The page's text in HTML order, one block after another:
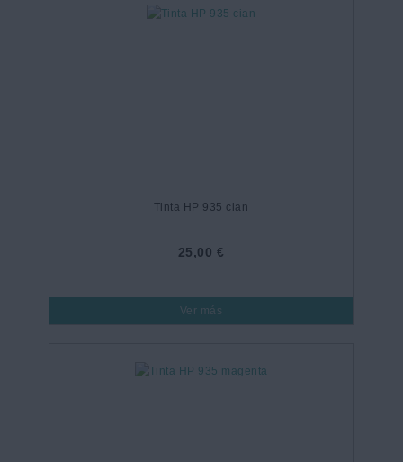
Tinta HP 935 cian
25,00 €
Ver más